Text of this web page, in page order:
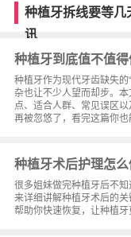
种植牙拆线要等几
讯
种植牙到底值不值
种植牙作为现代牙齿缺失的
杂也让不少人望而却步。
点、适合人群、常见误区
再被忽悠了，看完这篇你也
种植牙术后护理怎
很多姐妹做完种植牙后不
来详细讲解种植牙术后的关
帮助你快速恢复，让种植